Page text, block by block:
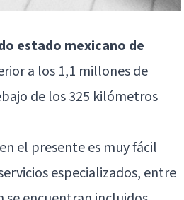
estado mexicano de
a los 1,1 millones de
de los 325 kilómetros
el presente es muy fácil
especializados, entre